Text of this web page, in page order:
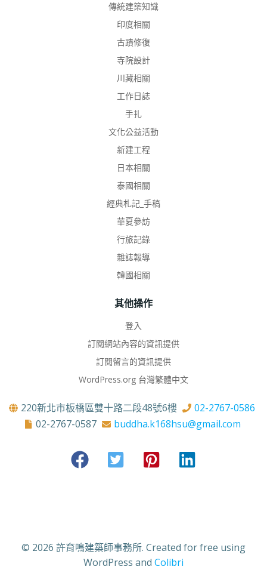
傳統建築知識
印度相關
古蹟修復
寺院設計
川藏相關
工作日誌
手扎
文化公益活動
新建工程
日本相關
泰國相關
經典札記_手稿
華夏參訪
行旅記錄
雜誌報導
韓國相關
其他操作
登入
訂閱網站內容的資訊提供
訂閱留言的資訊提供
WordPress.org 台灣繁體中文
220新北市板橋區雙十路二段48號6樓
02-2767-0586
02-2767-0587
buddha.k168hsu@gmail.com
© 2026 許育鳴建築師事務所. Created for free using
WordPress and Colibri